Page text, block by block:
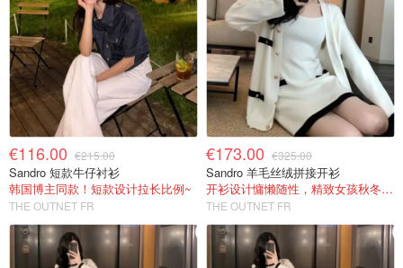
€116.00 €215.00
Sandro 短款牛仔衬衫
韩国博主同款！短款设计拉长比例~
THE OUTNET FR
€173.00 €325.00
Sandro 羊毛丝绒拼接开衫
开衫设计慵懒随性，精致女孩秋冬必备
THE OUTNET FR